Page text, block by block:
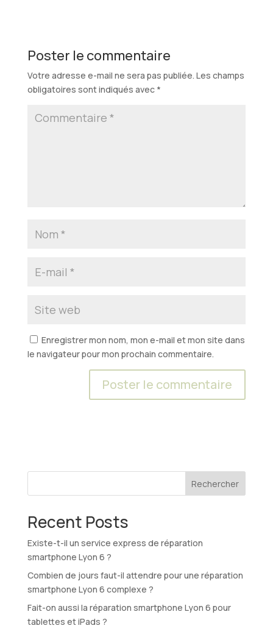
Poster le commentaire
Votre adresse e-mail ne sera pas publiée. Les champs
obligatoires sont indiqués avec *
Enregistrer mon nom, mon e-mail et mon site dans
le navigateur pour mon prochain commentaire.
i
e
:
Rechercher
Recent Posts
Existe-t-il un service express de réparation
smartphone Lyon 6 ?
Combien de jours faut-il attendre pour une réparation
smartphone Lyon 6 complexe ?
Fait-on aussi la réparation smartphone Lyon 6 pour
tablettes et iPads ?